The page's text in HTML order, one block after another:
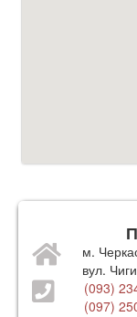
м.
вул.
(093)
(097)